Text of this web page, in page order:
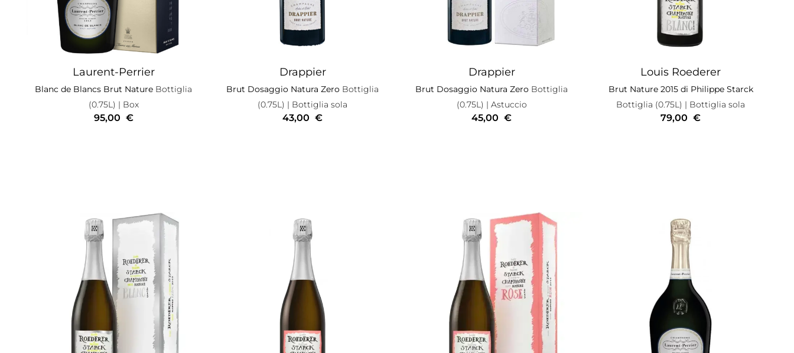
Laurent-Perrier
Blanc de Blancs Brut Nature Bottiglia
(0.75L) | Box
95,00 €
Drappier
Brut Dosaggio Natura Zero Bottiglia
(0.75L) | Bottiglia sola
43,00 €
Drappier
Brut Dosaggio Natura Zero Bottiglia
(0.75L) | Astuccio
45,00 €
Louis Roederer
Brut Nature 2015 di Philippe Starck
Bottiglia (0.75L) | Bottiglia sola
79,00 €